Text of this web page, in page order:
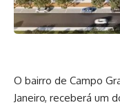
O bairro de Campo
Janeiro, receberá um